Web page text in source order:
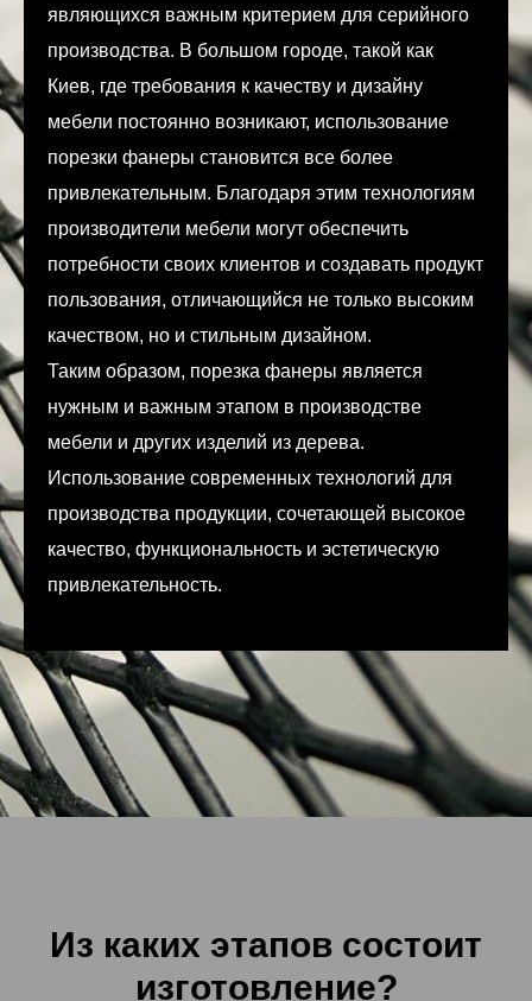
являющихся важным критерием для серийного
производства. В большом городе, такой как
Киев, где требования к качеству и дизайну
мебели постоянно возникают, использование
порезки фанеры становится все более
привлекательным. Благодаря этим технологиям
производители мебели могут обеспечить
потребности своих клиентов и создавать продукт
пользования, отличающийся не только высоким
качеством, но и стильным дизайном.
Таким образом, порезка фанеры является
нужным и важным этапом в производстве
мебели и других изделий из дерева.
Использование современных технологий для
производства продукции, сочетающей высокое
качество, функциональность и эстетическую
привлекательность.
Из каких этапов состоит
изготовление?